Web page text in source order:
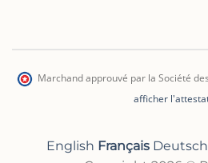
Marchand approuvé par la Société
afficher
English Français Deutsch